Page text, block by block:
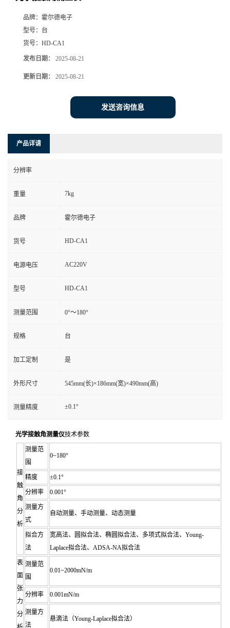
品牌： 霍尔德电子
型号： 台
货号： HD-CA1
发布日期： 2025-08-21
更新日期： 2025-08-21
发送咨询信息
产品详请
分辨率
重量 7kg
品牌 霍尔德电子
货号 HD-CA1
电源电压 AC220V
型号 HD-CA1
测量范围 0°～180°
规格 台
加工定制 是
外形尺寸 545mm(长)×186mm(宽)×490mm(高)
测量精度 ±0.1°
光学接触角测量仪技术参数
接
触
角
分
析
测量范
围
0~180°
精度 ±0.1°
分辨率 0.001°
测量方
式
自动测量、手动测量、动态测量
拟合方
法
宽高法、圆拟合法、椭圆拟合法、多项式拟合法、Young-
Laplace拟合法、ADSA-NA拟合法
表
面
张
力
分
测量范
围
0.01~2000mN/m
分辨率 0.001mN/m
测量方
法
悬滴法（Young-Laplace拟合法）